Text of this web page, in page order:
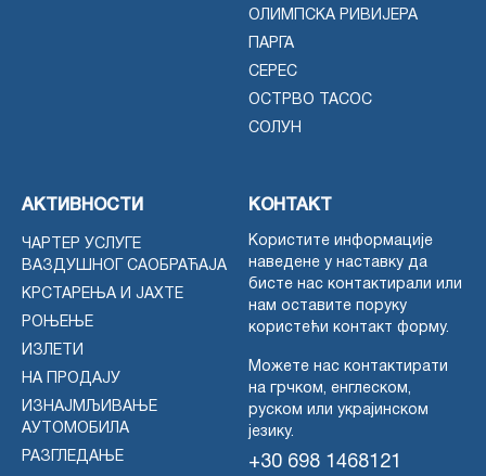
ОЛИМПСКА РИВИЈЕРА
ПАРГА
СЕРЕС
ОСТРВО ТАСОС
СОЛУН
АКТИВНОСТИ
ЧАРТЕР УСЛУГЕ
ВАЗДУШНОГ САОБРАЋАЈА
КРСТАРЕЊА И ЈАХТЕ
РОЊЕЊЕ
ИЗЛЕТИ
НА ПРОДАЈУ
ИЗНАЈМЉИВАЊЕ
АУТОМОБИЛА
РАЗГЛЕДАЊЕ
КОНТАКТ
Користите информације
наведене у наставку да
бисте нас контактирали или
нам оставите поруку
користећи контакт форму.
Можете нас контактирати
на грчком, енглеском,
руском или украјинском
језику.
+30 698 1468121